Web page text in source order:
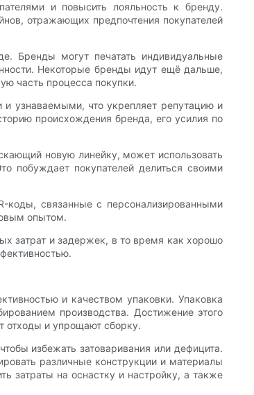
и повысить лояльность к бренду.
отражающих предпочтения покупателей
Бренды могут печатать индивидуальные
Некоторые бренды идут ещё дальше,
часть процесса покупки.
и узнаваемыми, что укрепляет репутацию и
происхождения бренда, его усилия по
новую линейку, может использовать
побуждает покупателей делиться своими
коды, связанные с персонализированными
опытом.
затрат и задержек, в то время как хорошо
и качеством упаковки. Упаковка
производства. Достижение этого
отходы и упрощают сборку.
избежать затоваривания или дефицита.
различные конструкции и материалы
затраты на оснастку и настройку, а также